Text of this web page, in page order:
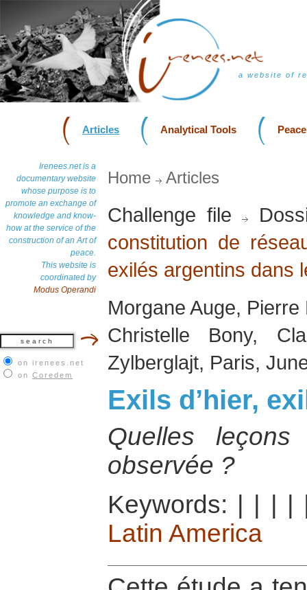
a website of
Articles Analytical Tools
Irenees.net is a
documentary website
whose purpose is to
promote an exchange of
knowledge and know-
how at the service of the
construction of an Art of
peace.
This website is
coordinated by
Modus Operandi
on irenees.net
on Coredem
Home Articles
Challenge file
constitution de
exilés argentins dans
Morgane Auge,
Christelle Bony,
Zylberglajt, Paris,
Exils d’hier,
Quelles
observée ?
Keywords:
Latin America